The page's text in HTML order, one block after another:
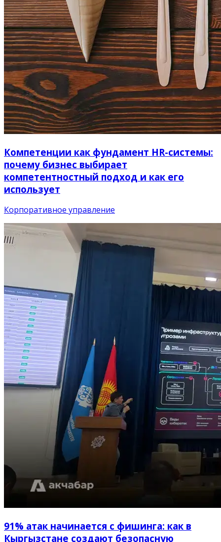
Компетенции как фундамент HR-системы:
почему бизнес выбирает
компетентностный подход и как его
использует
Корпоративное управление
91% атак начинается с фишинга: как в
Кыргызстане создают безопасную